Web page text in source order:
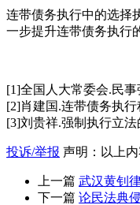
连带债务执行中的选择
一步提升连带债务执行
[1]全国人大常委会.民事
[2]肖建国.连带债务执行
[3]刘贵祥.强制执行立法
投诉/举报 声明：以上
上一篇 武汉黄钊
下一篇 论民法典